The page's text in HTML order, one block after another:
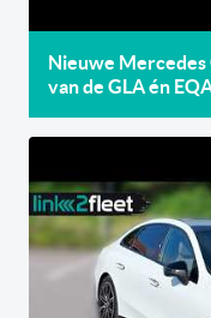
Nieuwe Mercedes
van de GLA én